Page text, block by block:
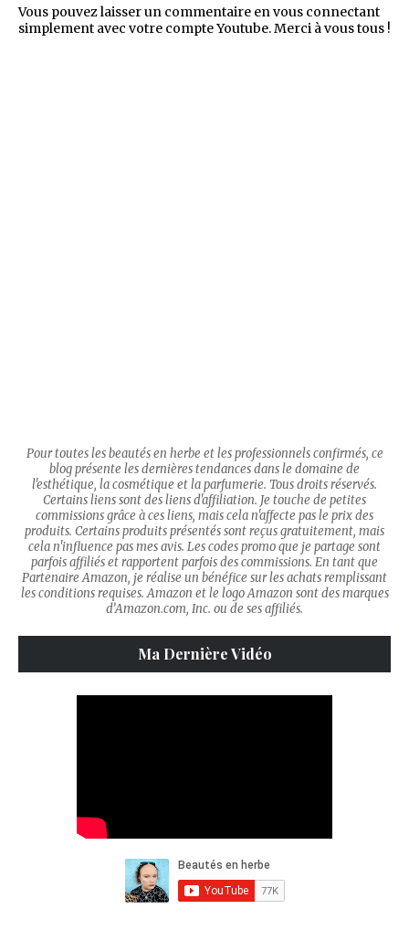
Vous pouvez laisser un commentaire en vous connectant
simplement avec votre compte Youtube. Merci à vous tous !
Pour toutes les beautés en herbe et les professionnels confirmés, ce
blog présente les dernières tendances dans le domaine de
l'esthétique, la cosmétique et la parfumerie. Tous droits réservés.
Certains liens sont des liens d'affiliation. Je touche de petites
commissions grâce à ces liens, mais cela n'affecte pas le prix des
produits. Certains produits présentés sont reçus gratuitement, mais
cela n'influence pas mes avis. Les codes promo que je partage sont
parfois affiliés et rapportent parfois des commissions. En tant que
Partenaire Amazon, je réalise un bénéfice sur les achats remplissant
les conditions requises. Amazon et le logo Amazon sont des marques
d’Amazon.com, Inc. ou de ses affiliés.
Ma Dernière Vidéo